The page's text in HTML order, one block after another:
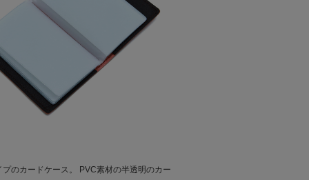
プのカードケース。 PVC素材の半透明のカー